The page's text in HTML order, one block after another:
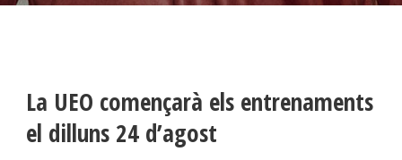
La UEO començarà els entrenaments
el dilluns 24 d’agost